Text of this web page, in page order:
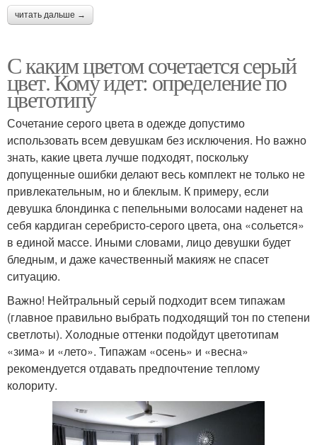
читать дальше →
С каким цветом сочетается серый
цвет. Кому идет: определение по
цветотипу
Сочетание серого цвета в одежде допустимо
использовать всем девушкам без исключения. Но важно
знать, какие цвета лучше подходят, поскольку
допущенные ошибки делают весь комплект не только не
привлекательным, но и блеклым. К примеру, если
девушка блондинка с пепельными волосами наденет на
себя кардиган серебристо-серого цвета, она «сольется»
в единой массе. Иными словами, лицо девушки будет
бледным, и даже качественный макияж не спасет
ситуацию.
Важно! Нейтральный серый подходит всем типажам
(главное правильно выбрать подходящий тон по степени
светлоты). Холодные оттенки подойдут цветотипам
«зима» и «лето». Типажам «осень» и «весна»
рекомендуется отдавать предпочтение теплому
колориту.